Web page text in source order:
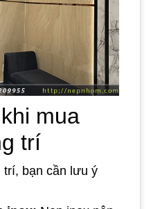
mua
trí
trí, bạn cần lưu ý